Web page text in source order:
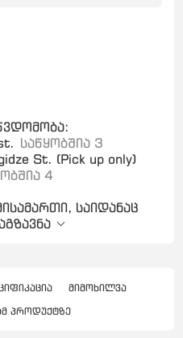
საწყობშია 3
St. (Pick up only)
4
საიდანაც
მიმოხილვა
პროდუქტზე